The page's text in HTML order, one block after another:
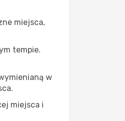
miejsca,
tempie.
w
miejsca i